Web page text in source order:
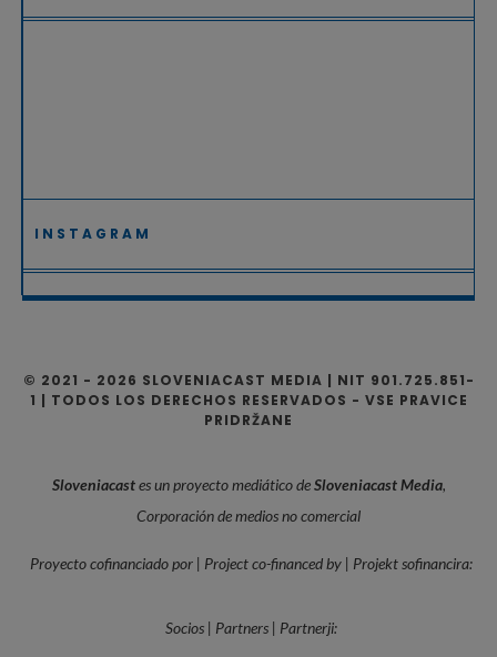
INSTAGRAM
© 2021 - 2026 SLOVENIACAST MEDIA | NIT 901.725.851-
1 | TODOS LOS DERECHOS RESERVADOS - VSE PRAVICE
PRIDRŽANE
Sloveniacastes un proyecto mediático deSloveniacast Media,
Corporación de medios no comercial
Proyecto cofinanciado por | Project co-financed by | Projekt sofinancira:
Socios | Partners | Partnerji: